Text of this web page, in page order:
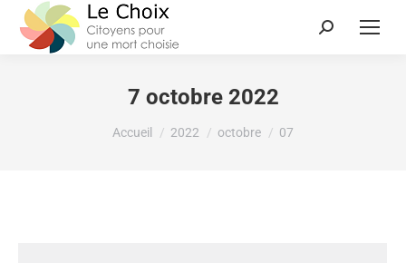
7 octobre 2022
Vous êtes ici :
Accueil 2022 octobre 07